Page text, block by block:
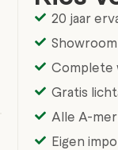
20 jaar
Complete
Gratis
Alle A-
Eigen